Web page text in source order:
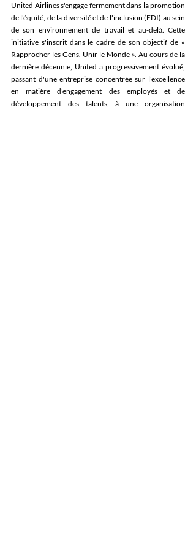
United Airlines s'engage fermement dans la promotion
de l'équité, de la diversité et de l'inclusion (EDI) au sein
de son environnement de travail et au-delà. Cette
initiative s'inscrit dans le cadre de son objectif de «
Rapprocher les Gens. Unir le Monde ». Au cours de la
dernière décennie, United a progressivement évolué,
passant d'une entreprise concentrée sur l'excellence
en matière d'engagement des employés et de
développement des talents, à une organisation